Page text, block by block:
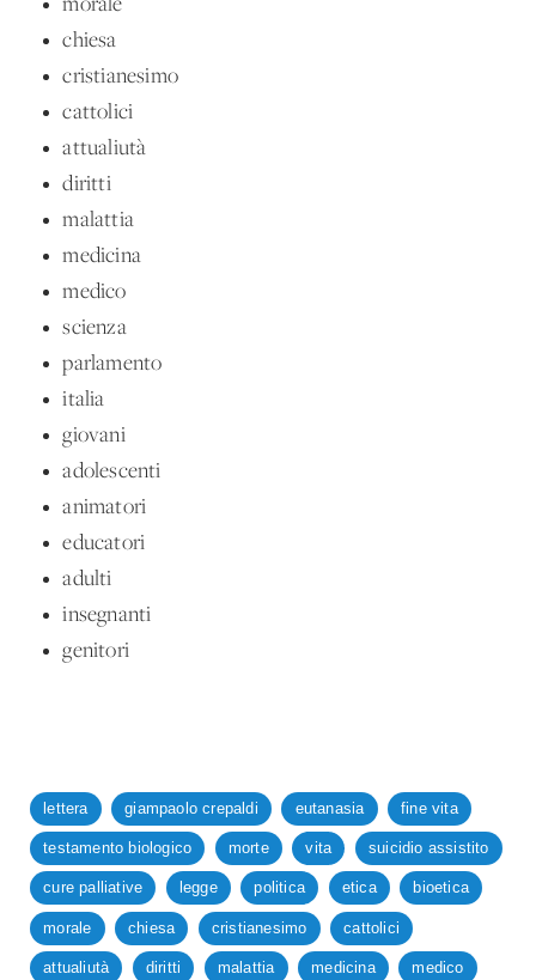
morale
chiesa
cristianesimo
cattolici
attualiutà
diritti
malattia
medicina
medico
scienza
parlamento
italia
giovani
adolescenti
animatori
educatori
adulti
insegnanti
genitori
lettera giampaolo crepaldi eutanasia fine vita
testamento biologico morte vita suicidio assistito
cure palliative legge politica etica bioetica
morale chiesa cristianesimo cattolici
attualiutà diritti malattia medicina medico